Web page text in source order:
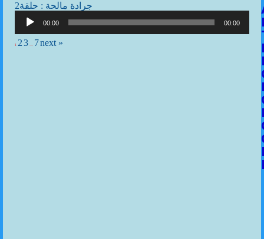
2جرادة مالحة : حلقة
00:00 00:00
1 23 7next »